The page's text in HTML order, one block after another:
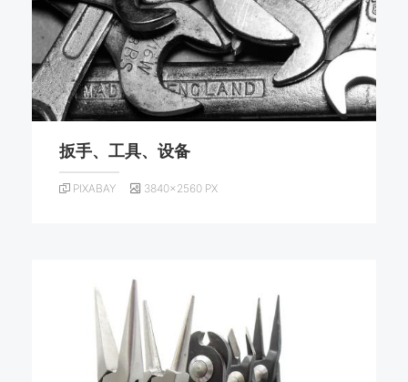
扳手、工具、设备
PIXABAY 3840×2560 PX